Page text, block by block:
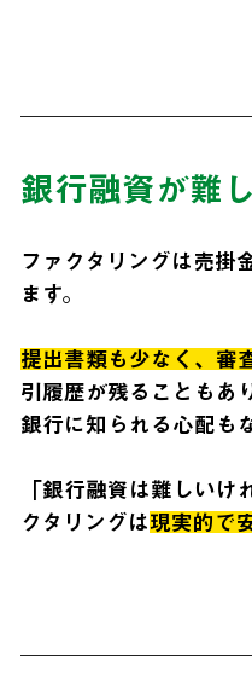
銀行融資が難
ファクタリングは売掛
ます。
提出書類も少なく、審
引履歴が残ることもあ
銀行に知られる心配も
「銀行融資は難しい
クタリングは現実的で